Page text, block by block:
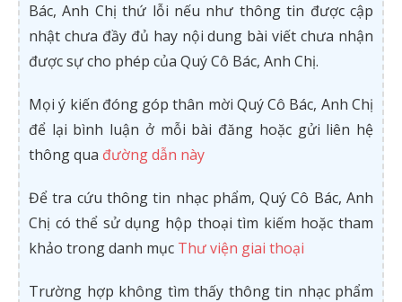
Bác, Anh Chị thứ lỗi nếu như thông tin được cập
nhật chưa đầy đủ hay nội dung bài viết chưa nhận
được sự cho phép của Quý Cô Bác, Anh Chị.
Mọi ý kiến đóng góp thân mời Quý Cô Bác, Anh Chị
để lại bình luận ở mỗi bài đăng hoặc gửi liên hệ
thông qua đường dẫn này
Để tra cứu thông tin nhạc phẩm, Quý Cô Bác, Anh
Chị có thể sử dụng hộp thoại tìm kiếm hoặc tham
khảo trong danh mục Thư viện giai thoại
Trường hợp không tìm thấy thông tin nhạc phẩm